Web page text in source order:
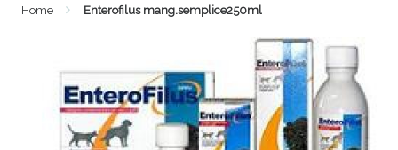
Home Enterofilus mang.semplice250ml
Drenanti e Pancia Piatta: Sconti fino al 55% validi
solo per OGGI!